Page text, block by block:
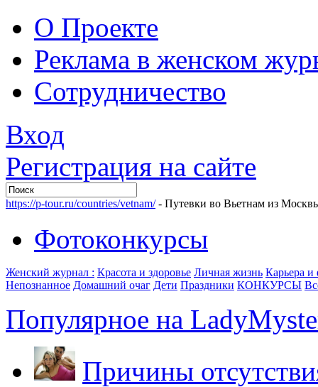
О Проекте
Реклама в женском
Сотрудничество
Вход
Регистрация на сайте
https://p-tour.ru/countries/vetnam/- Путевки во Вьетнам из
Фотоконкурсы
Женский журнал : Красота и здоровье Личная жизнь Карьера
Непознанное Домашний очаг Дети Праздники КОНКУРСЫ
Популярное на
Причины